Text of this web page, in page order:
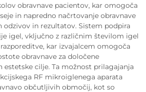
obravnave pacientov, kar omogoča
in napredno načrtovanje obravnave
odzivov in rezultatov. Sistem podpira
igel, vključno z različnim številom igel
kar izvajalcem omogoča
obravnave za določene
estetske cilje. Ta možnost prilagajanja
RF mikroiglenega aparata
občutljivih območij, kot so